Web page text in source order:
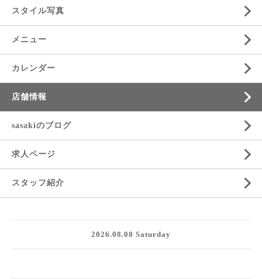
スタイル写真
メニュー
カレンダー
店舗情報
sasakiのブログ
求人ページ
スタッフ紹介
2026.08.08 Saturday